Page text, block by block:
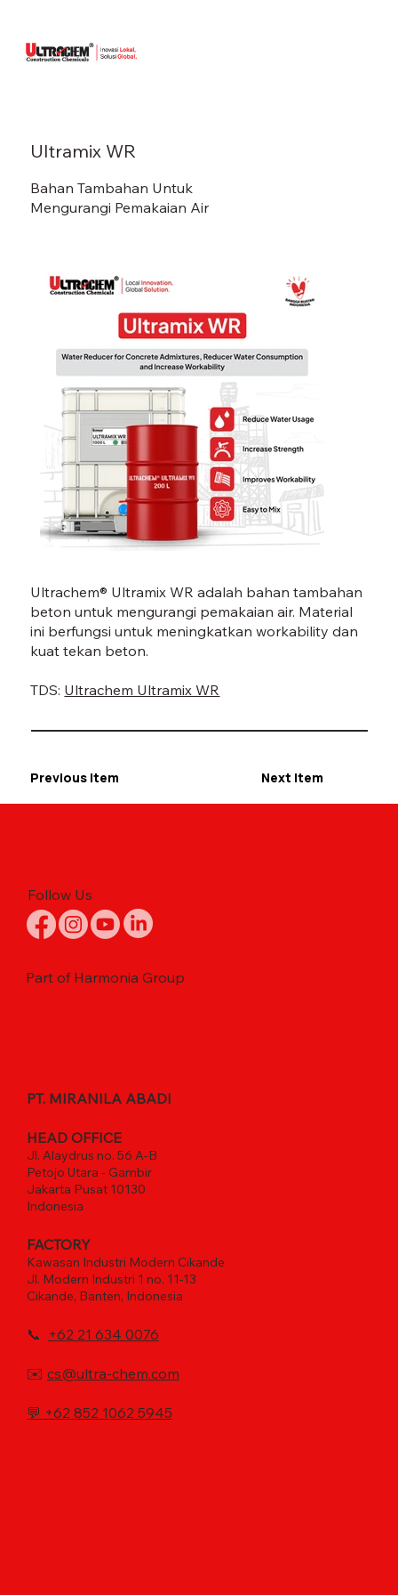
Ultramix WR
Bahan Tambahan Untuk
Mengurangi Pemakaian Air
ULTRAMIX WR-07.jpg
Ultrachem® Ultramix WR adalah bahan tambahan
beton untuk mengurangi pemakaian air. Material
ini berfungsi untuk meningkatkan workability dan
kuat tekan beton.
TDS: Ultrachem Ultramix WR
Previous Item Next Item
Follow Us
Part of Harmonia Group
PT. MIRANILA ABADI
HEAD OFFICE
Jl. Alaydrus no. 56 A-B
Petojo Utara - Gambir
Jakarta Pusat 10130
Indonesia
FACTORY
Kawasan Industri Modern Cikande
Jl. Modern Industri 1 no. 11-13
Cikande, Banten, Indonesia
📞 +62 21 634 0076
✉️ cs@ultra-chem.com
💬 +62 852 1062 5945